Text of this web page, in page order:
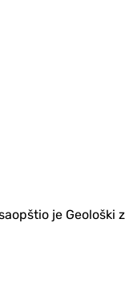
je Geološki